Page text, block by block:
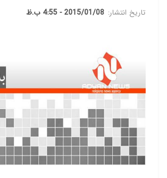
تاریخ انتشار: 2015/01/08 - 4:55 ب.ظ